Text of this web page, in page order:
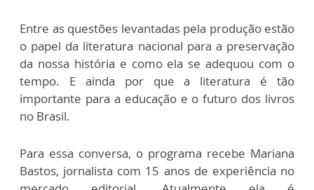
Entre as questões levantadas pela produção estão
o papel da literatura nacional para a preservação
da nossa história e como ela se adequou com o
tempo. E ainda por que a literatura é tão
importante para a educação e o futuro dos livros
no Brasil.
Para essa conversa, o programa recebe Mariana
Bastos, jornalista com 15 anos de experiência no